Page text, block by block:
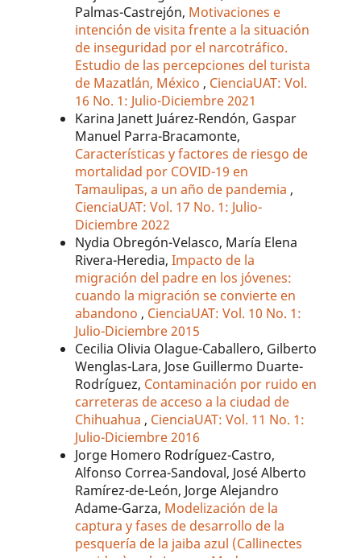
Palmas-Castrejón, Motivaciones e
intención de visita frente a la situación
de inseguridad por el narcotráfico.
Estudio de las percepciones del turista
de Mazatlán, México, CienciaUAT: Vol.
16 No. 1: Julio-Diciembre 2021
Karina Janett Juárez-Rendón, Gaspar
Manuel Parra-Bracamonte,
Características y factores de riesgo de
mortalidad por COVID-19 en
Tamaulipas, a un año de pandemia,
CienciaUAT: Vol. 17 No. 1: Julio-
Diciembre 2022
Nydia Obregón-Velasco, María Elena
Rivera-Heredia,Impacto de la
migración del padre en los jóvenes:
cuando la migración se convierte en
abandono, CienciaUAT: Vol. 10 No. 1:
Julio-Diciembre 2015
Cecilia Olivia Olague-Caballero, Gilberto
Wenglas-Lara, Jose Guillermo Duarte-
Rodríguez, Contaminación por ruido en
carreteras de acceso a la ciudad de
Chihuahua, CienciaUAT: Vol. 11 No. 1:
Julio-Diciembre 2016
Jorge Homero Rodríguez-Castro,
Alfonso Correa-Sandoval, José Alberto
Ramírez-de-León, Jorge Alejandro
Adame-Garza, Modelización de la
captura y fases de desarrollo de la
pesquería de la jaiba azul (Callinectes